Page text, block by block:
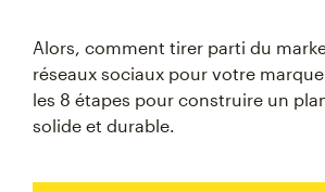
Alors, comment tirer parti du
réseaux sociaux pour votre
les 8 étapes pour construire un
solide et durable.